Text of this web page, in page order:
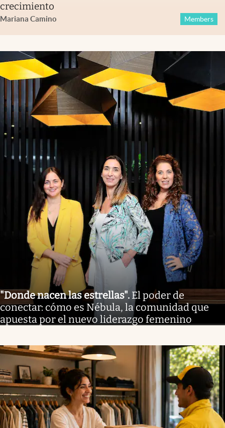
crecimiento
Mariana Camino Members
"Donde nacen las estrellas". El poder de
conectar: cómo es Nébula, la comunidad que
apuesta por el nuevo liderazgo femenino